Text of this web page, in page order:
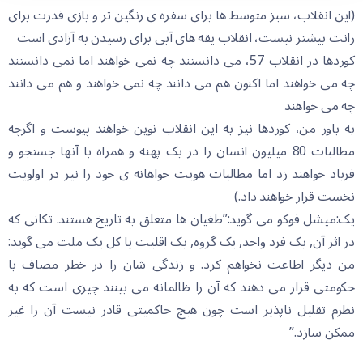
(این انقلاب، سبز متوسط ها برای سفره ی رنگین تر و بازی قدرت برای
رانت بیشتر نیست، انقلاب یقه های آبی برای رسیدن به آزادی است
کوردها در انقلاب 57، می دانستند چه نمی خواهند اما نمی دانستند
چه می خواهند اما اکنون هم می دانند چه نمی خواهند و هم می دانند
چه می خواهند
به باور من، کوردها نیز به این انقلاب نوین خواهند پیوست و اگرچه
مطالبات 80 میلیون انسان را در یک پهنه و همراه با آنها جستجو و
فرباد خواهند زد اما مطالبات هویت خواهانه ی خود را نیز در اولویت
نخست قرار خواهند داد.)
یک:میشل فوکو می گوید:”طغیان ها متعلق به تاریخ هستند. تکانی که
در اثر آن, یک فرد واحد, یک گروه, یک اقلیت یا کل یک ملت می گوید:
من دیگر اطاعت نخواهم کرد. و زندگی شان را در خطر مصاف با
حکومتی قرار می دهند که آن را ظالمانه می بینند چیزی است که به
نظرم تقلیل ناپذیر است چون هیچ حاکمیتی قادر نیست آن را غیر
ممکن سازد.”